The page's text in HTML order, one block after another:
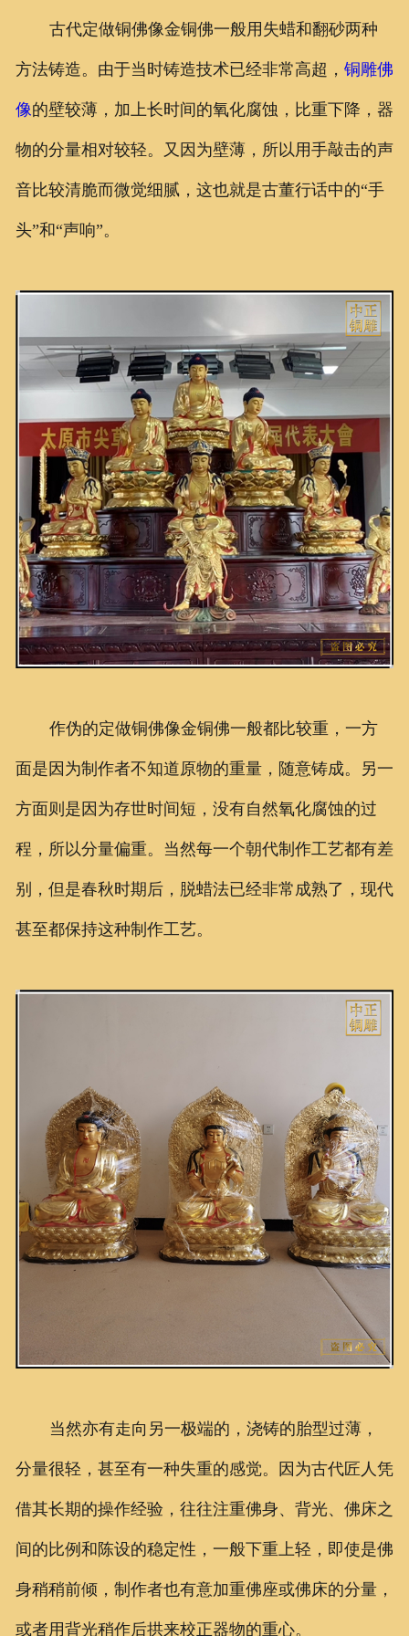
古代定做铜佛像金铜佛一般用失蜡和翻砂两种
方法铸造。由于当时铸造技术已经非常高超， 铜雕佛
像的壁较薄，加上长时间的氧化腐蚀，比重下降，器
物的分量相对较轻。又因为壁薄，所以用手敲击的声
音比较清脆而微觉细腻，这也就是古董行话中的“手
头”和“声响”。
作伪的定做铜佛像金铜佛一般都比较重，一方
面是因为制作者不知道原物的重量，随意铸成。另一
方面则是因为存世时间短，没有自然氧化腐蚀的过
程，所以分量偏重。当然每一个朝代制作工艺都有差
别，但是春秋时期后，脱蜡法已经非常成熟了，现代
甚至都保持这种制作工艺。
当然亦有走向另一极端的，浇铸的胎型过薄，
分量很轻，甚至有一种失重的感觉。因为古代匠人凭
借其长期的操作经验，往往注重佛身、背光、佛床之
间的比例和陈设的稳定性，一般下重上轻，即使是佛
身稍稍前倾，制作者也有意加重佛座或佛床的分量，
或者用背光稍作后拱来校正器物的重心。